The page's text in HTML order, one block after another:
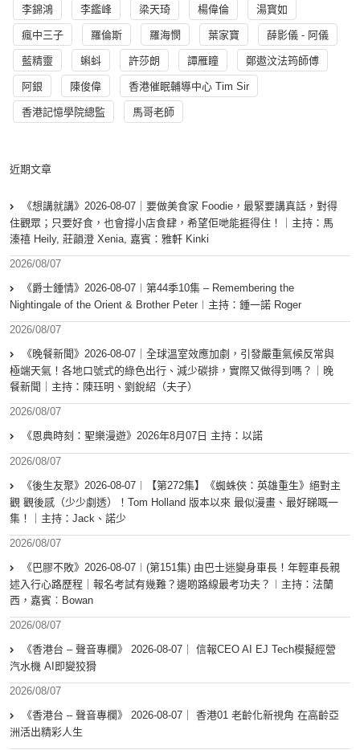
李錦鴻 李鑑峰 梁天琦 楊偉倫 湯寳如
瘋中三子 羅倫斯 羅海憫 葉家寶 薛影儀 - 阿儀
藍精靈 蝌蚪 許莎朗 譚雁瞳 鄭遨汶法筠師傅
阿銀 陳俊偉 香港催眠輔導中心 Tim Sir
香港記憶學院總監 馬哥老師
近期文章
《想講就講》2026-08-07｜要做美食家 Foodie，最緊要講真話，對得
住觀眾；只要好食，也會撐小店食肆，希望佢哋能捱得住！｜主持：馬
溱禧 Heily, 莊韻澄 Xenia, 嘉賓：雅軒 Kinki
2026/08/07
《爵士鍾情》2026-08-07︱第44季10集 – Remembering the
Nightingale of the Orient & Brother Peter︱主持：鍾一諾 Roger
2026/08/07
《晚餐新聞》2026-08-07｜全球溫室效應加劇，引發嚴重氣候反常與
極端天氣！各地口號式的綠色出行、減少碳排，實際又做得到嗎？｜晚
餐新聞｜主持：陳珏明、劉銳紹（夫子）
2026/08/07
《恩典時刻：聖樂漫遊》2026年8月07日 主持：以諾
2026/08/07
《後生友聚》2026-08-07︱【第272集】《蜘蛛俠：英雄重生》絕對主
觀 觀後感（少少劇透）！Tom Holland 版本以來 最似漫畫、最好睇嘅一
集！｜主持：Jack、諾少
2026/08/07
《巴膠不敗》2026-08-07︱(第151集) 由巴士迷變身車長！年輕車長親
述入行心路歷程｜報名考試有幾難？邊啲路線最考功夫？︱主持：法蘭
西，嘉賓︰Bowan
2026/08/07
《香港台 – 聲音專欄》 2026-08-07｜ 信報CEO AI EJ Tech模擬經營
汽水機 AI即變狡猾
2026/08/07
《香港台 – 聲音專欄》 2026-08-07｜ 香港01 老齡化新視角 在高齡亞
洲活出精彩人生